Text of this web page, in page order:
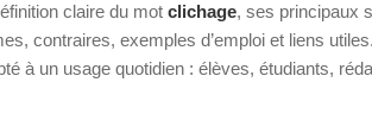
claire du mot clichage, ses principaux
contraires, exemples d’emploi et liens
à un usage quotidien : élèves, étudiants,